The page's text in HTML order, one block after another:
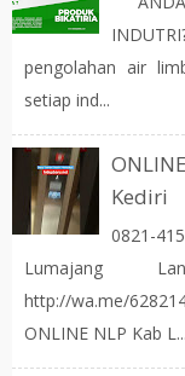
pengolahan air
setiap ind...
Kediri
0821-
Lumajang
http://wa.me/
ONLINE NLP Kab L...